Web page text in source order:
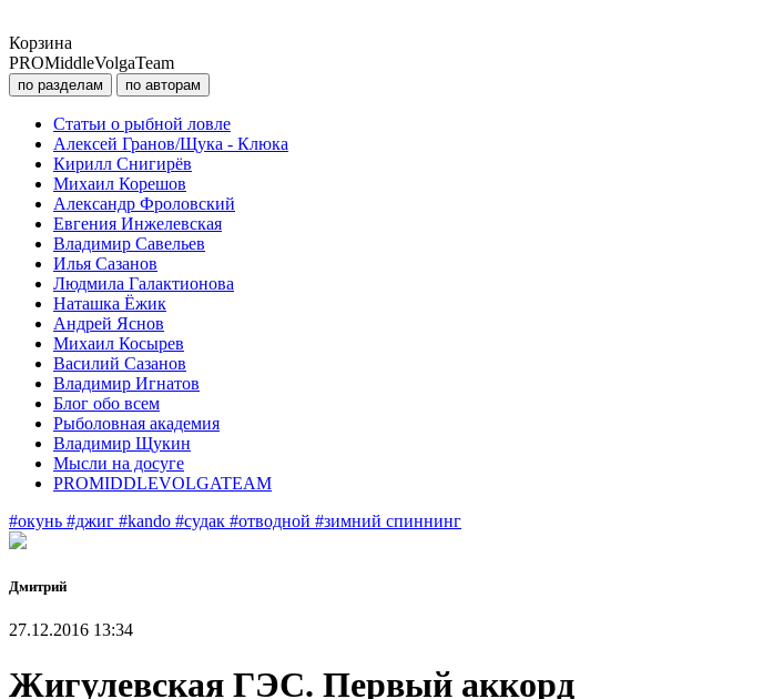
Корзина
PROMiddleVolgaTeam
по разделам по авторам
Статьи о рыбной ловле
Алексей Гранов/Щука - Клюка
Кирилл Снигирёв
Михаил Корешов
Александр Фроловский
Евгения Инжелевская
Владимир Савельев
Илья Сазанов
Людмила Галактионова
Наташка Ёжик
Андрей Яснов
Михаил Косырев
Василий Сазанов
Владимир Игнатов
Блог обо всем
Рыболовная академия
Владимир Щукин
Мысли на досуге
PROMIDDLEVOLGATEAM
#окунь #джиг #kando #судак #отводной #зимний спиннинг
Дмитрий
27.12.2016 13:34
Жигулевская ГЭС. Первый аккорд